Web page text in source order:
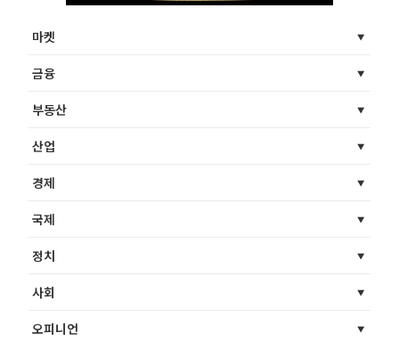
마켓
금융
부동산
산업
경제
국제
정치
사회
오피니언